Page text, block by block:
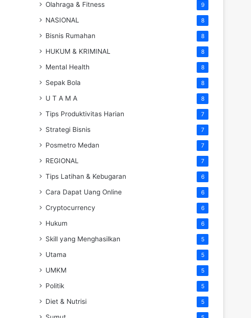
Olahraga & Fitness 9
NASIONAL 8
Bisnis Rumahan 8
HUKUM & KRIMINAL 8
Mental Health 8
Sepak Bola 8
U T A M A 8
Tips Produktivitas Harian 7
Strategi Bisnis 7
Posmetro Medan 7
REGIONAL 7
Tips Latihan & Kebugaran 6
Cara Dapat Uang Online 6
Cryptocurrency 6
Hukum 6
Skill yang Menghasilkan 5
Utama 5
UMKM 5
Politik 5
Diet & Nutrisi 5